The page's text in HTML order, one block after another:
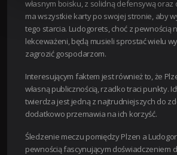
własnym boisku, z solidną defensywą oraz
ma wszystkie karty po swojej stronie, aby
tego starcia. Ludogorets, choć z pewnością
lekceważeni, będą musieli sprostać wielu
zagrozić gospodarzom.
Interesującym faktem jest również to, że
własną publicznością, rzadko traci punkty.
twierdza jest jedną z najtrudniejszych do
dodatkowo przemawia na ich korzyść.
Śledzenie meczu pomiędzy Plzen a
pewnością fascynującym doświadczeniem